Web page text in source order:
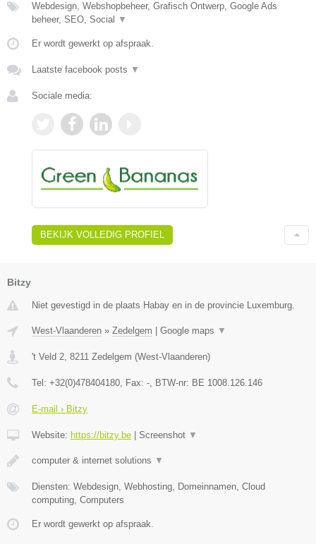
Webdesign, Webshopbeheer, Grafisch Ontwerp, Google Ads
beheer, SEO, Social
▼
Er wordt gewerkt op afspraak.
Laatste facebook posts ▼
Sociale media:
BEKIJK VOLLEDIG PROFIEL
Bitzy
Niet gevestigd in de plaats Habay en in de provincie Luxemburg.
West-Vlaanderen » Zedelgem Google maps ▼
't Veld 2, 8211 Zedelgem (West-Vlaanderen)
Tel: +32(0)478404180, Fax: -, BTW-nr: BE 1008.126.146
E-mail › Bitzy
Website: https://bitzy.be Screenshot ▼
computer & internet solutions ▼
Diensten: Webdesign, Webhosting, Domeinnamen, Cloud
computing, Computers
Er wordt gewerkt op afspraak.